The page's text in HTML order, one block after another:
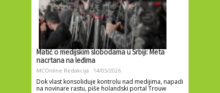
Matić o medijskim slobodama u Srbiji: Meta
nacrtana na leđima
MCOnline Redakcija 14/05/2026
Dok vlast konsoliduje kontrolu nad medijima, napadi
na novinare rastu, piše holandski portal Trouw